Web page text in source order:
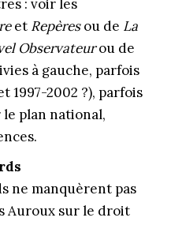
: voir les
et Repèresou de La
Observateurou de
à gauche, parfois
1997-2002 ?), parfois
plan national,
ne manquèrent pas
Auroux sur le droit